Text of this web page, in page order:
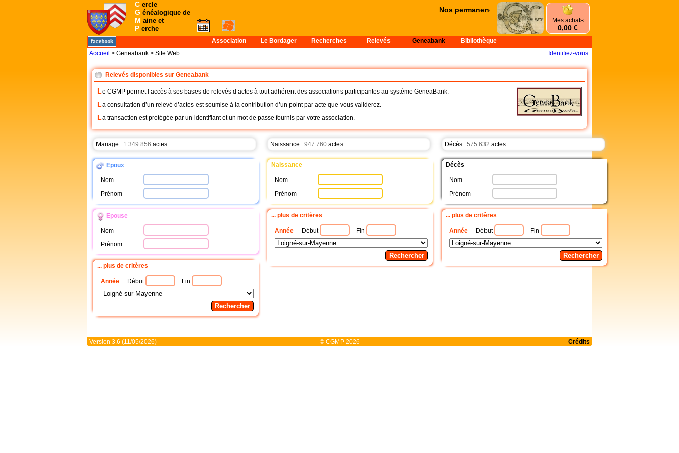
C ercle
G énéalogique de
M aine et
P erche
Nos permanences d'été commencent le mercredi 1er juillet et se
Mes achats
0,00 €
Association Le Bordager Recherches Relevés Geneabank
Bibliothèque
Accueil > Geneabank > Site Web Identifiez-vous
Relevés disponibles sur Geneabank
Le CGMP permet l’accès à ses bases de relevés d’actes à tout adhérent des associations participantes au système GeneaBank.
La consultation d’un relevé d’actes est soumise à la contribution d’un point par acte que vous validerez.
La transaction est protégée par un identifiant et un mot de passe fournis par votre association.
Mariage : 1 349 856 actes
Epoux
Nom
Prénom
Epouse
Nom
Prénom
... plus de critères
Année Début Fin
Naissance : 947 760 actes
Naissance
Nom
Prénom
... plus de critères
Année Début Fin
Décès : 575 632 actes
Décès
Nom
Prénom
... plus de critères
Année Début Fin
Version 3.6 (11/05/2026) © CGMP 2026 Crédits